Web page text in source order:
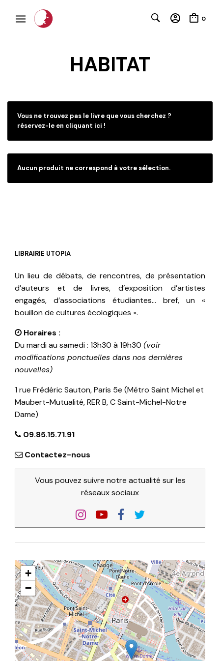
0
HABITAT
Vous ne trouvez pas le livre que vous cherchez ?
réservez-le en cliquant ici !
Aucun produit ne correspond à votre sélection.
LIBRAIRIE UTOPIA
Un lieu de débats, de rencontres, de présentation
d’auteurs et de livres, d’exposition d’artistes
engagés, d’associations étudiantes… bref, un «
bouillon de cultures écologiques ».
Horaires :
Du mardi au samedi : 13h30 à 19h30 (voir
modifications ponctuelles dans nos dernières
nouvelles)
1 rue Frédéric Sauton, Paris 5e (Métro Saint Michel et
Maubert-Mutualité, RER B, C Saint-Michel-Notre
Dame)
09.85.15.71.91
Contactez-nous
Vous pouvez suivre notre actualité sur les
réseaux sociaux
+
−